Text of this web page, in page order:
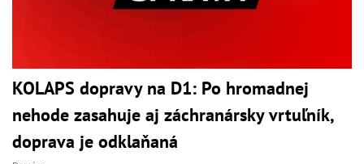
KOLAPS dopravy na D1: Po hromadnej
nehode zasahuje aj záchranársky vrtuľník,
doprava je odklaňaná